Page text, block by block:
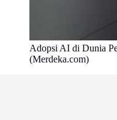
Adopsi AI di Dunia
(Merdeka.com)